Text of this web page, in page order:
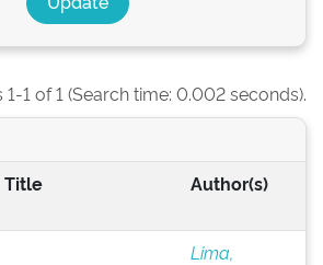
1-1 of 1 (Search time: 0.002 seconds).
Title Author(s)
Lima,